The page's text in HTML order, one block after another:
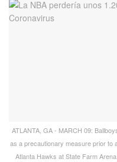
ATLANTA, GA - MARCH 09:
as a precautionary measure prior to
Atlanta Hawks at State Farm